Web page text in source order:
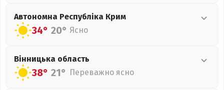
Автономна Республіка Крим
34° 20° Ясно
Вінницька область
38° 21° Переважно ясно